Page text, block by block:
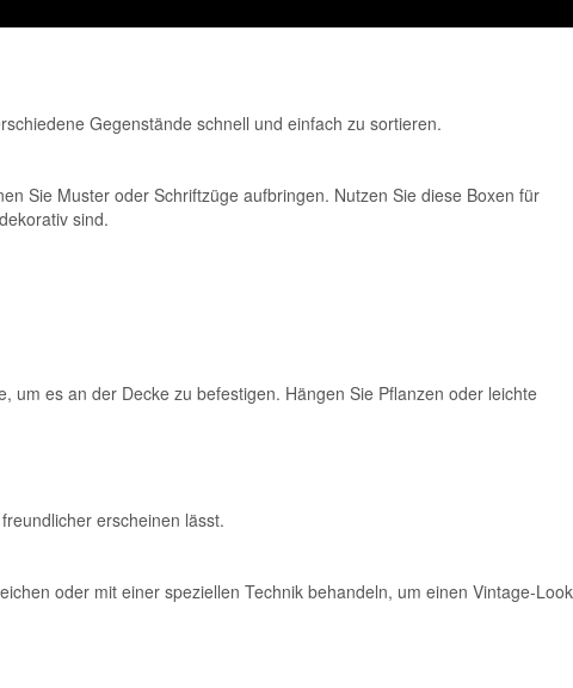
Gegenstände schnell und einfach zu sortieren.
Sie Muster oder Schriftzüge aufbringen. Nutzen Sie diese Boxen für
sind.
um es an der Decke zu befestigen. Hängen Sie Pflanzen oder leichte
erscheinen lässt.
oder mit einer speziellen Technik behandeln, um einen Vintage-Look